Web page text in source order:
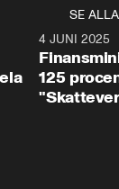
SE ALLA
4:294 JUNI 2025
125